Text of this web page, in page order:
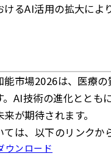
るAI活用の拡大に
市場2026は、医療
AI技術の進化とと
が期待されます。
は、以下のリンクか
ウンロード